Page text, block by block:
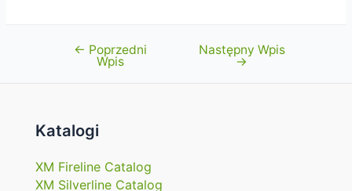
Nawigacja
← Poprzedni
Wpis
Następny Wpis
→
Katalogi
XM Fireline Catalog
XM Silverline Catalog